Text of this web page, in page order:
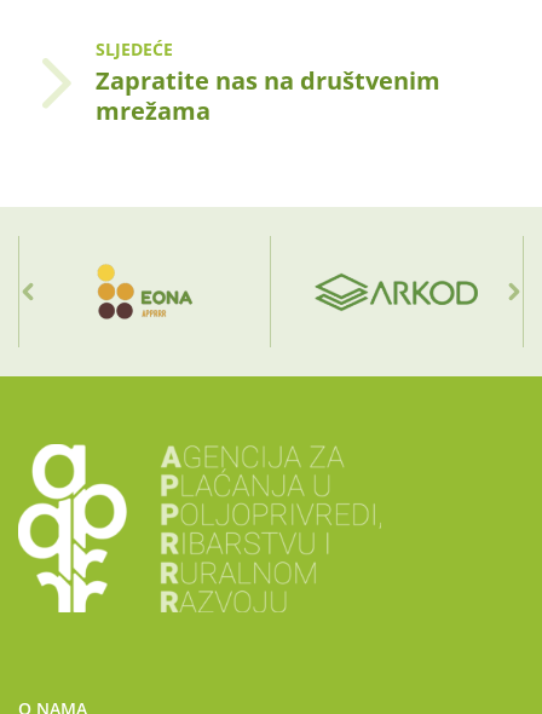
SLJEDEĆE
Zapratite nas na društvenim
mrežama
O NAMA